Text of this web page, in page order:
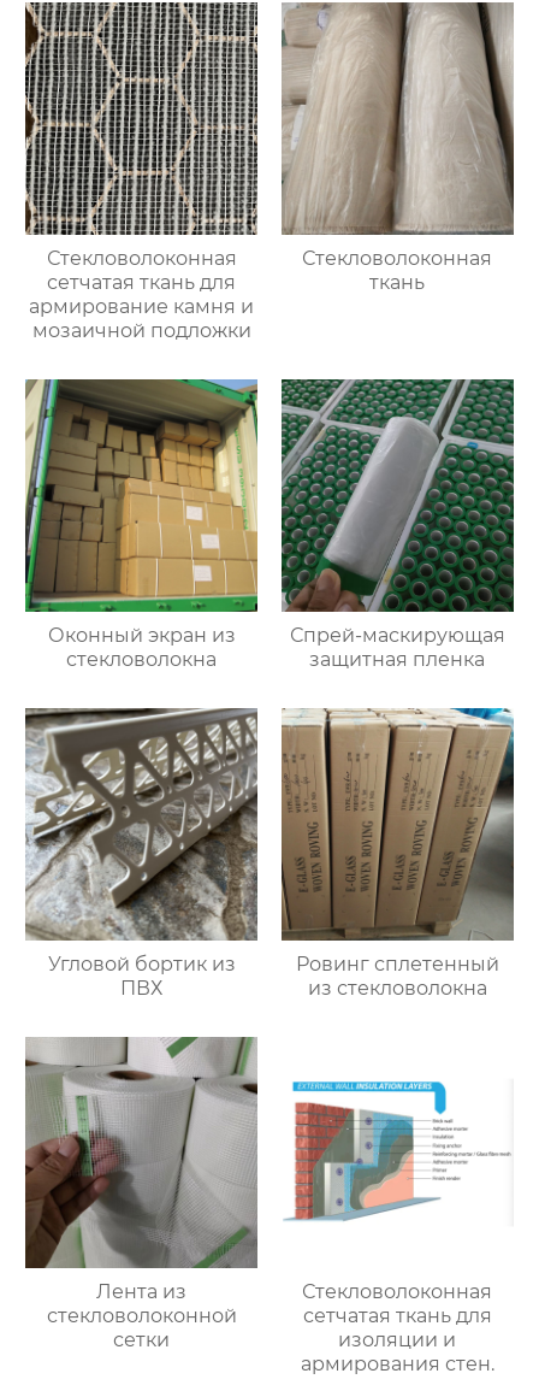
Стекловолоконная
сетчатая ткань для
армирование камня и
мозаичной подложки
Стекловолоконная
ткань
Оконный экран из
стекловолокна
Спрей-маскирующая
защитная пленка
Угловой бортик из
ПВХ
Ровинг сплетенный
из стекловолокна
Лента из
стекловолоконной
сетки
Стекловолоконная
сетчатая ткань для
изоляции и
армирования стен.